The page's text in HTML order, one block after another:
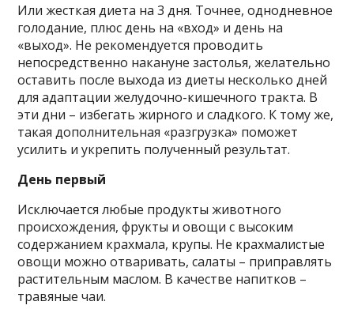
Или жесткая диета на 3 дня. Точнее, однодневное
голодание, плюс день на «вход» и день на
«выход». Не рекомендуется проводить
непосредственно накануне застолья, желательно
оставить после выхода из диеты несколько дней
для адаптации желудочно-кишечного тракта. В
эти дни – избегать жирного и сладкого. К тому же,
такая дополнительная «разгрузка» поможет
усилить и укрепить полученный результат.
День первый
Исключается любые продукты животного
происхождения, фрукты и овощи с высоким
содержанием крахмала, крупы. Не крахмалистые
овощи можно отваривать, салаты – приправлять
растительным маслом. В качестве напитков –
травяные чаи.